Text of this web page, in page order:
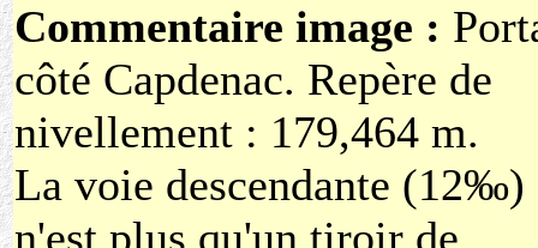
Commentaire image :
côté Capdenac. Repère de
nivellement : 179,464 m.
La voie descendante (12‰)
n'est plus qu'un tiroir de